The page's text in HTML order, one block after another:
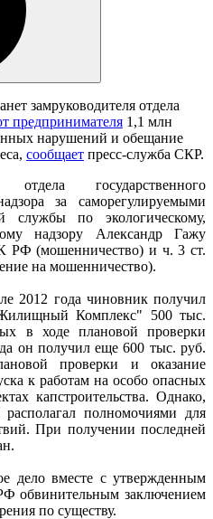
замруководителя отдела
предпринимателя 1,1 млн
нарушений и обещание
сообщает пресс-служба СКР.
отдела государственного
за саморегулируемыми
службы по экологическому,
надзору Александр Гажу
РФ (мошенничество) и ч. 3 ст.
на мошенничество).
2012 года чиновник получил
Комплекс" 500 тыс.
в ходе плановой проверки
он получил еще 600 тыс. руб.
проверки и оказание
к работам на особо опасных
капстроительства. Однако,
полномочиями для
При получении последней
дело вместе с утвержденным
обвинительным заключением
по существу.